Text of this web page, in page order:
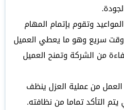
وتقوم بإتمام المهام
وقت سريع وهو ما يعطي العميل
من الشركة وتمنح العميل
من عملية العزل ينظف
يتم التأكد تماما من نظافته.